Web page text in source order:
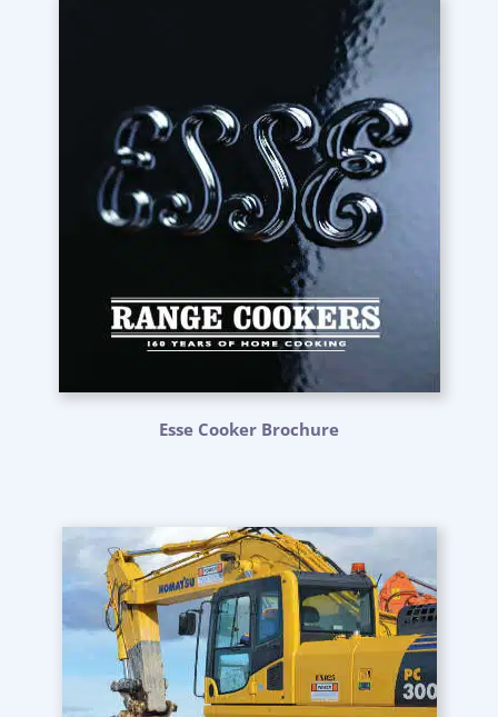
Esse Cooker Brochure